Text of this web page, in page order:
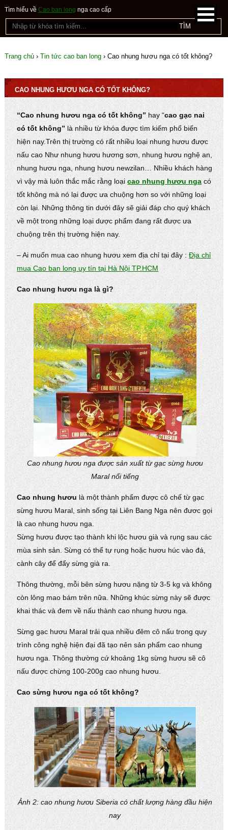
Tìm hiểu về Cao ban long nga cao cấp
Trang chủ › Tin tức cao ban long ›Cao nhung hươu nga có tốt không?
CAO NHUNG HƯƠU NGA CÓ TỐT KHÔNG?
“Cao nhung hươu nga có tốt không” hay “cao gạc nai
có tốt không” là nhiều từ khóa được tìm kiếm phổ biến
hiện nay.Trên thị trường có rất nhiều loại nhung hươu được
nấu cao Như nhung hươu hương sơn, nhung hươu nghệ an,
nhung hươu nga, nhung hươu newzilan… Nhiều khách hàng
vì vậy mà luôn thắc mắc rằng loạicao nhung hươu nga có
tốt không mà nó lại được ưa chuộng hơn so với những loại
còn lại. Những thông tin dưới đây sẽ giải đáp cho quý khách
về một trong những loại dược phẩm đang rất được ưa
chuộng trên thị trường hiện nay.
– Ai muốn mua cao nhung hươu xem địa chỉ tại đây :Địa chỉ
mua Cao ban long uy tín tại Hà Nội TP.HCM
Cao nhung hươu nga là gì?
Cao nhung hươu nga được sản xuất từ gạc sừng hươu
Maral nổi tiếng
Cao nhung hươu là một thành phẩm được cô chế từ gạc
sừng hươu Maral, sinh sống tại Liên Bang Nga nên đươc gọi
là cao nhung hươu nga.
Sừng hươu được tạo thành khi lộc hươu già và rụng sau các
mùa sinh sản. Sừng có thể tự rụng hoặc hươu húc vào đá,
cành cây để đẩy sừng già ra.
Thông thường, mỗi bên sừng hươu nặng từ 3-5 kg và không
còn lông mao bám trên nữa. Những khúc sừng này sẽ được
khai thác và đem về nấu thành cao nhung hươu nga.
Sừng gạc hươu Maral trải qua nhiều đêm cô nấu trong quy
trình công nghệ hiện đại đã tạo nên sản phẩm cao nhung
hươu nga. Thông thường cứ khoảng 1kg sừng hươu sẽ cô
nấu được chừng 100-200g cao nhung hươu.
Cao sừng hươu nga có tốt không?
Ảnh 2: cao nhung hươu Siberia có chất lượng hàng đầu hiện
nay